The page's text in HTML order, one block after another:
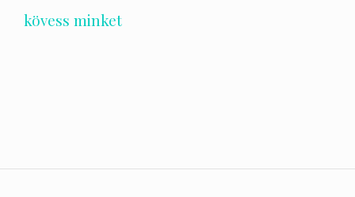
kövess minket